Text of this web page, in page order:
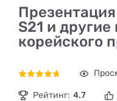
S21 и
корейского
Рейтинг: 4.7